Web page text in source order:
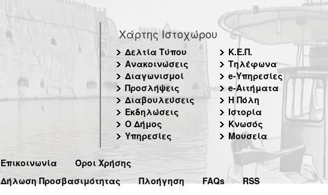
Χάρτης Ιστοχώρου
Δελτία Τύπου
Ανακοινώσεις
Διαγωνισμοί
Προσλήψεις
Διαβουλεύσεις
Εκδηλώσεις
Ο Δήμος
Υπηρεσίες
Κ.Ε.Π.
Τηλέφωνα
e-Υπηρεσίες
e-Αιτήματα
Η Πόλη
Ιστορία
Κνωσός
Μουσεία
Επικοινωνία
Όροι Χρήσης
Δήλωση Προσβασιμότητας
Πλοήγηση FAQs RSS